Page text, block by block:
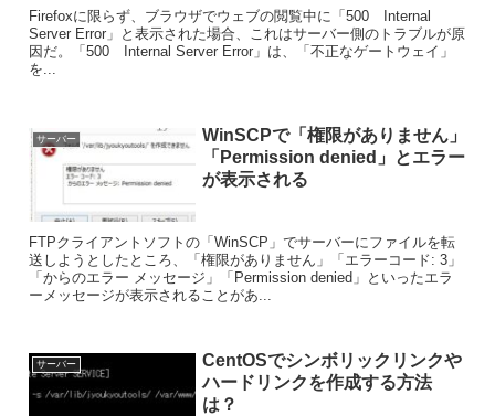
Firefoxに限らず、ブラウザでウェブの閲覧中に「500 Internal
Server Error」と表示された場合、これはサーバー側のトラブルが原
因だ。「500 Internal Server Error」は、「不正なゲートウェイ」
を...
サーバー
WinSCPで「権限がありません」
「Permission denied」とエラー
が表示される
FTPクライアントソフトの「WinSCP」でサーバーにファイルを転
送しようとしたところ、「権限がありません」「エラーコード: 3」
「からのエラー メッセージ」「Permission denied」といったエラ
ーメッセージが表示されることがあ...
サーバー
CentOSでシンボリックリンクや
ハードリンクを作成する方法
は？